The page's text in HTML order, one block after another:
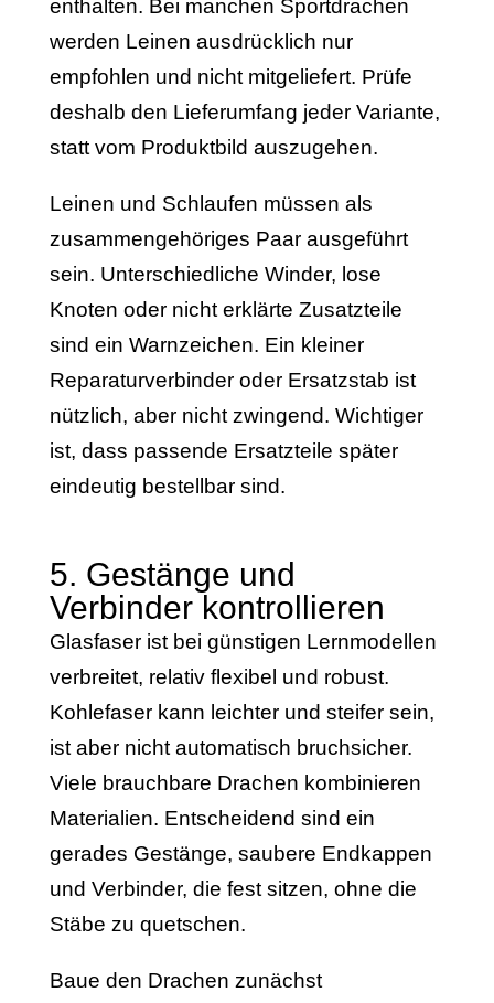
enthalten. Bei manchen Sportdrachen
werden Leinen ausdrücklich nur
empfohlen und nicht mitgeliefert. Prüfe
deshalb den Lieferumfang jeder Variante,
statt vom Produktbild auszugehen.
Leinen und Schlaufen müssen als
zusammengehöriges Paar ausgeführt
sein. Unterschiedliche Winder, lose
Knoten oder nicht erklärte Zusatzteile
sind ein Warnzeichen. Ein kleiner
Reparaturverbinder oder Ersatzstab ist
nützlich, aber nicht zwingend. Wichtiger
ist, dass passende Ersatzteile später
eindeutig bestellbar sind.
5. Gestänge und
Verbinder kontrollieren
Glasfaser ist bei günstigen Lernmodellen
verbreitet, relativ flexibel und robust.
Kohlefaser kann leichter und steifer sein,
ist aber nicht automatisch bruchsicher.
Viele brauchbare Drachen kombinieren
Materialien. Entscheidend sind ein
gerades Gestänge, saubere Endkappen
und Verbinder, die fest sitzen, ohne die
Stäbe zu quetschen.
Baue den Drachen zunächst